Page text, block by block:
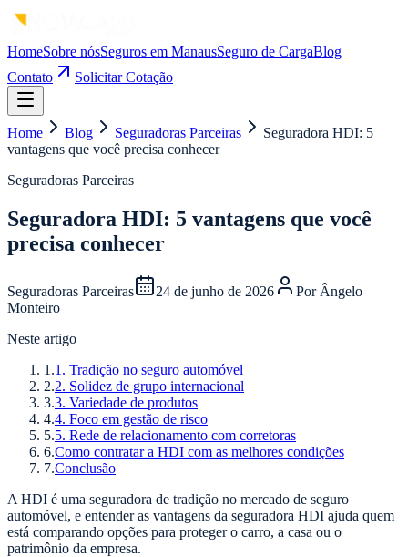
HomeSobre nósSeguros em ManausSeguro de CargaBlog
Contato
Solicitar Cotação
Home Blog Seguradoras Parceiras
Seguradora HDI: 5
vantagens que você precisa conhecer
Seguradoras Parceiras
Seguradora HDI: 5 vantagens que você
precisa conhecer
Seguradoras Parceiras 24 de junho de 2026 Por Ângelo
Monteiro
Neste artigo
1 .1. Tradição no seguro automóvel
2.2. Solidez de grupo internacional
3.3. Variedade de produtos
4.4. Foco em gestão de risco
5.5. Rede de relacionamento com corretoras
6.Como contratar a HDI com as melhores condições
7.Conclusão
A HDI é uma seguradora de tradição no mercado de seguro
automóvel, e entender as vantagens da seguradora HDI ajuda quem
está comparando opções para proteger o carro, a casa ou o
patrimônio da empresa.